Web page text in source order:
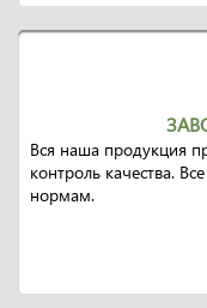
Вся наша продукция
контроль качества.
нормам.